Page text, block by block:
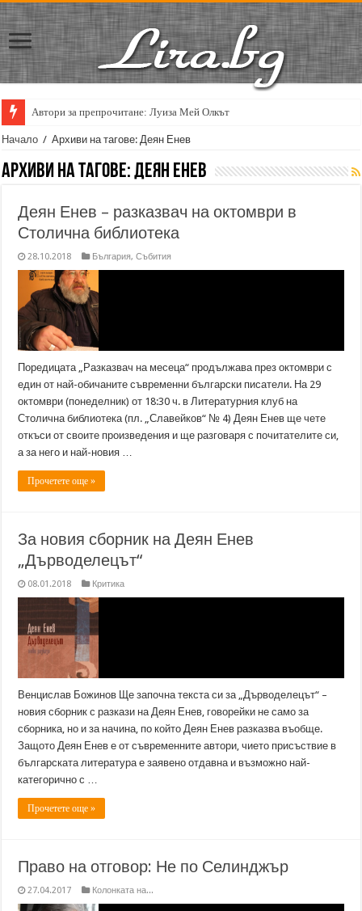
Автори за препрочитане: Луиза Мей Олкът
Кирил Кадийски: „Плачът на големия поет винаги е и сила, и
Начало / Архиви на тагове: Деян Енев
Архиви на тагове:Деян Енев
Деян Енев – разказвач на октомври в
Столична библиотека
28.10.2018 България,Събития
Поредицата „Разказвач на месеца“ продължава през октомври с
един от най-обичаните съвременни български писатели. На 29
октомври (понеделник) от 18:30 ч. в Литературния клуб на
Столична библиотека (пл. „Славейков“ № 4) Деян Енев ще чете
откъси от своите произведения и ще разговаря с почитателите си,
а за него и най-новия …
Прочетете още »
За новия сборник на Деян Енев
„Дърводелецът“
08.01.2018 Критика
Венцислав Божинов Ще започна текста си за „Дърводелецът“ –
новия сборник с разкази на Деян Енев, говорейки не само за
сборника, но и за начина, по който Деян Енев разказва въобще.
Защото Деян Енев е от съвременните автори, чието присъствие в
българската литература е заявено отдавна и възможно най-
категорично с …
Прочетете още »
Право на отговор: Не по Селинджър
27.04.2017 Колонката на...